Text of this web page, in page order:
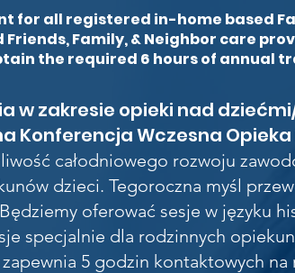
for all registered in-home based
Friends, Family, & Neighbor care
the required 6 hours of annual
w zakresie opieki nad
Konferencja Wczesna Opieka
całodniowego rozwoju
dzieci. Tegoroczna myśl
oferować sesje w języku
specjalnie dla rodzinnych
zapewnia 5 godzin kontaktowych